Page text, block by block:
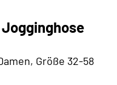
Größe 32-58